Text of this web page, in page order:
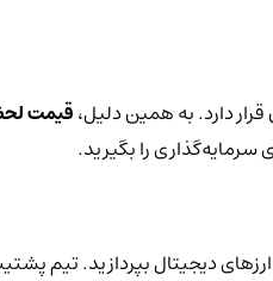
دارد. به همین دلیل،قیمت
را بگیرید.
دیجیتال بپردازید. تیم